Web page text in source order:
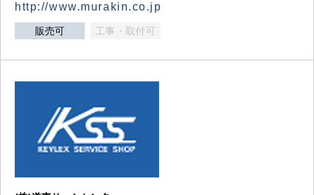
http://www.murakin.co.jp
販売可 工事・取付可